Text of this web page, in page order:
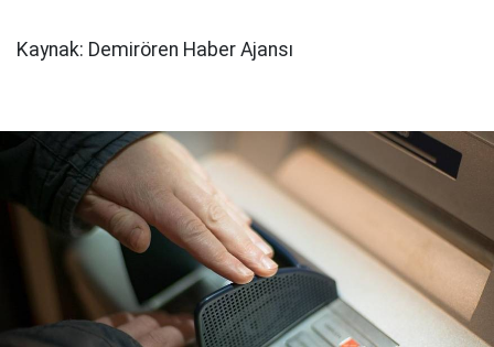
Kaynak: Demirören Haber Ajansı